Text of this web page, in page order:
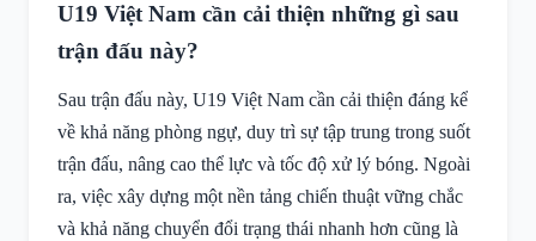
U19 Việt Nam cần cải thiện những gì sau
trận đấu này?
Sau trận đấu này, U19 Việt Nam cần cải thiện đáng kể
về khả năng phòng ngự, duy trì sự tập trung trong suốt
trận đấu, nâng cao thể lực và tốc độ xử lý bóng. Ngoài
ra, việc xây dựng một nền tảng chiến thuật vững chắc
và khả năng chuyển đổi trạng thái nhanh hơn cũng là